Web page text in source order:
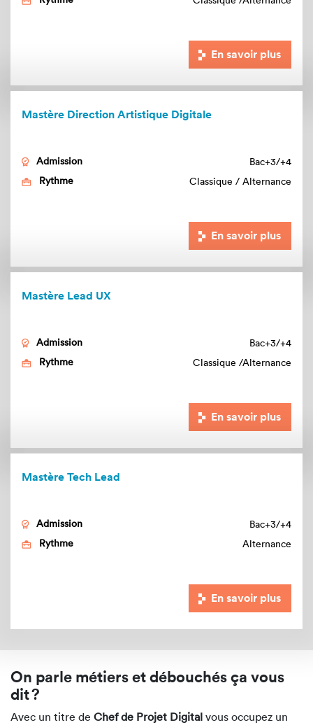
En savoir plus
Mastère Direction Artistique Digitale
Admission
Bac+3/+4
Rythme
Classique / Alternance
En savoir plus
Mastère Lead UX
Admission
Bac+3/+4
Rythme
Classique Alternance
En savoir plus
Mastère Tech Lead
Admission
Bac+3/+4
Rythme
Alternance
En savoir plus
On parle métiers et débouchés ça vous
dit ?
Avec un titre de Chef de Projet Digital vous occupez un